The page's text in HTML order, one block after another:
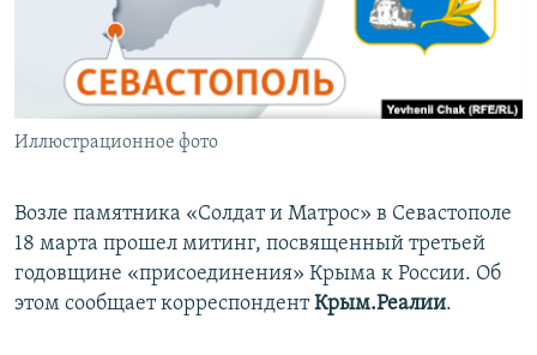
ПОБЕДИТЕЛЕЙ НЕ СУДЯТ?
КРЫМ.НЕПОКОРЕННЫЙ
ELIFBE
УКРАИНСКАЯ ПРОБЛЕМА КРЫМА
ПРИСОЕДИНЯЙТЕСЬ!
Иллюстрационное фото
Возле памятника «Солдат и Матрос» в Севастополе
18 марта прошел митинг, посвященный третьей
годовщине «присоединения» Крыма к России. Об
этом сообщает корреспондентКрым.Реалии.